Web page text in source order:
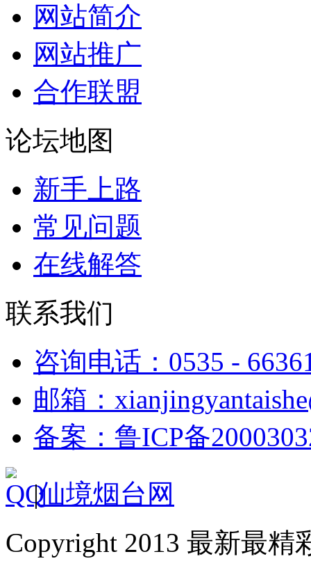
网站简介
网站推广
合作联盟
论坛地图
新手上路
常见问题
在线解答
联系我们
咨询电话：0535 -
邮箱：
备案：鲁ICP备
|仙境烟台网
Copyright 2013 最新最